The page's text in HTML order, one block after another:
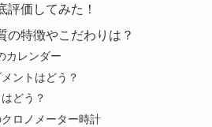
評価してみた！
の特徴やこだわりは？
カレンダー
ントはどう？
どう？
ロノメーター時計